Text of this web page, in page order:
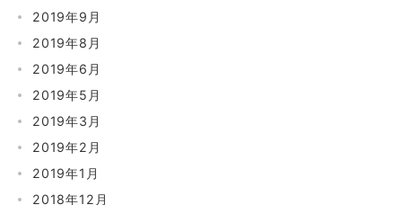
2019年9月
2019年8月
2019年6月
2019年5月
2019年3月
2019年2月
2019年1月
2018年12月